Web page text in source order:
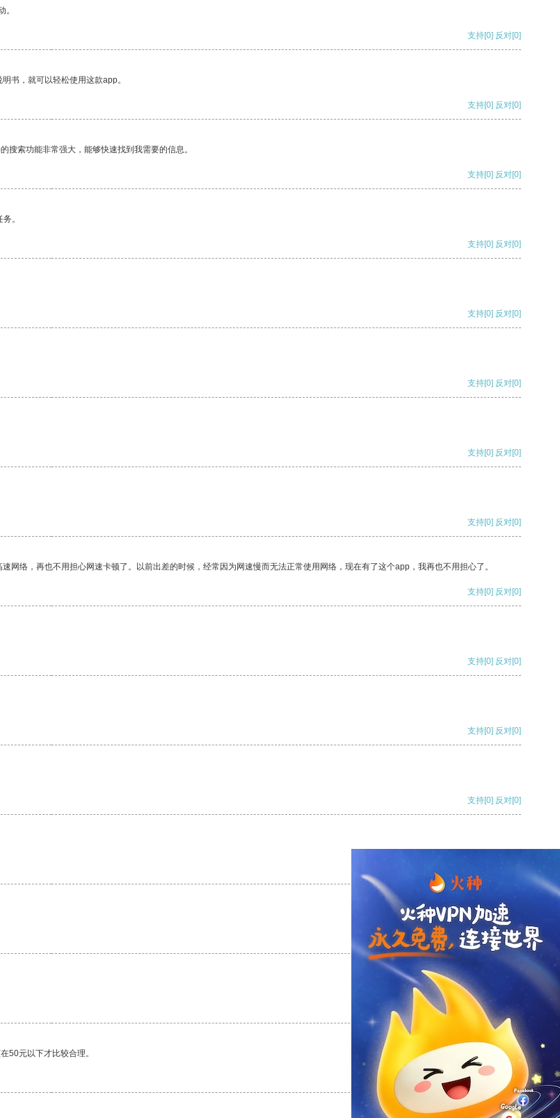
。
支持[0] 反对[0]
书，就可以轻松使用这款app。
支持[0] 反对[0]
索功能非常强大，能够快速找到我需要的信息。
支持[0] 反对[0]
。
支持[0] 反对[0]
支持[0] 反对[0]
支持[0] 反对[0]
支持[0] 反对[0]
支持[0] 反对[0]
络，再也不用担心网速卡顿了。以前出差的时候，经常因为网速慢而无法正常使用网络，现在有了这个app，我再也不用担心了。
支持[0] 反对[0]
支持[0] 反对[0]
支持[0] 反对[0]
支持[0] 反对[0]
支持 [0] 反对[0]
支持[0] 反对
50元以下才比较合理。
支持[0] 反对[0]